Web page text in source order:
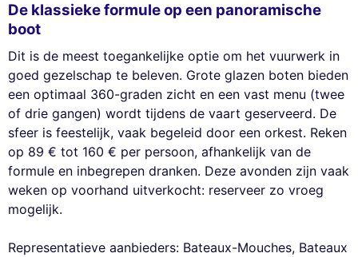
De klassieke formule op een panoramische
boot
Dit is de meest toegankelijke optie om het vuurwerk in
goed gezelschap te beleven. Grote glazen boten bieden
een optimaal 360-graden zicht en een vast menu (twee
of drie gangen) wordt tijdens de vaart geserveerd. De
sfeer is feestelijk, vaak begeleid door een orkest. Reken
op 89 € tot 160 € per persoon, afhankelijk van de
formule en inbegrepen dranken. Deze avonden zijn vaak
weken op voorhand uitverkocht: reserveer zo vroeg
mogelijk.
Representatieve aanbieders: Bateaux-Mouches, Bateaux